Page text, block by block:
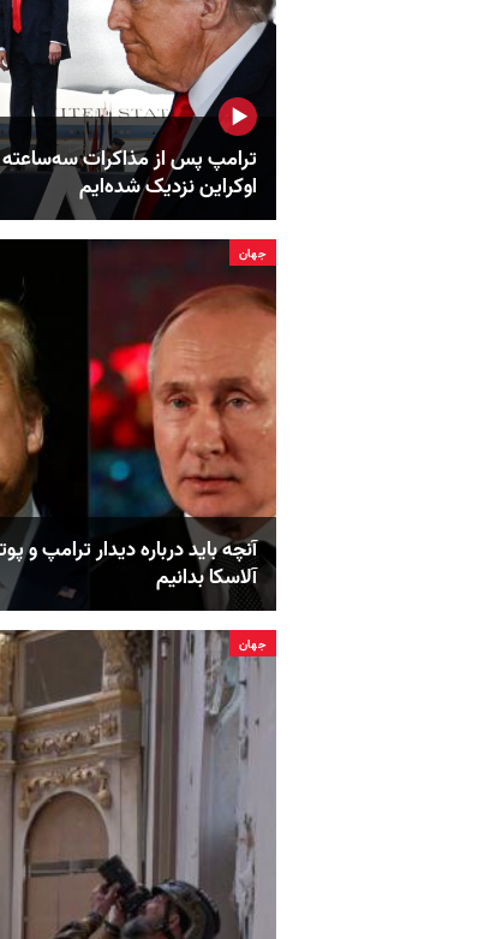
ترامپ پس از مذاکرات سه‌ساعته
اوکراین نزدیک شده‌ایم
جهان
آنچه باید درباره دیدار ترامپ و
آلاسکا بدانیم
جهان